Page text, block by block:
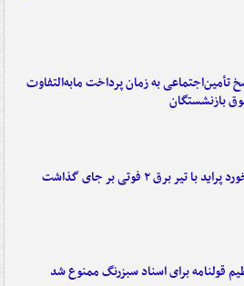
تأمین‌اجتماعی به زمان پرداخت مابه‌التفاوت
بازنشستگان
پراید با تیر برق ۲ فوتی بر جای گذاشت
قولنامه برای اسناد سبزرنگ ممنوع شد